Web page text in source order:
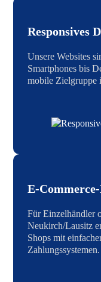
Responsives
Unsere Websites
Smartphones bis
mobile Zielgruppe
E-
Für Einzelhändler
Neukirch/Lausitz
Shops mit
Zahlungssystemen.